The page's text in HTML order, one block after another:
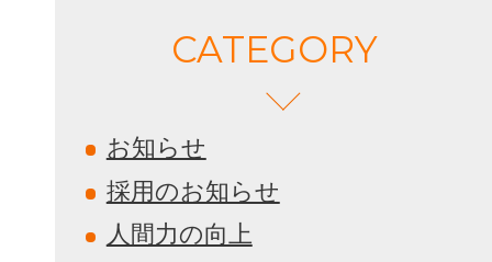
CATEGORY
お知らせ
採用のお知らせ
人間力の向上